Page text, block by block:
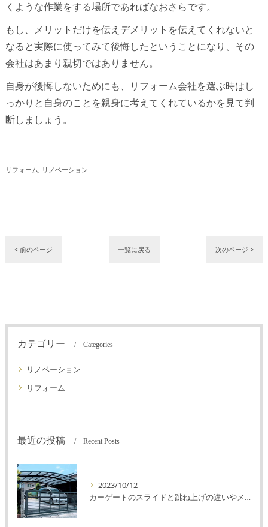
くような作業をする場所であればなおさらです。
もし、メリットだけを伝えデメリットを伝えてくれないと
なると実際に使ってみて後悔したということになり、その
会社はあまり親切ではありません。
自身が後悔しないためにも、リフォーム会社を選ぶ時はし
っかりと自身のことを親身に考えてくれているかを見て判
断しましょう。
リフォーム リノベーション
< 前のページ 一覧に戻る 次のページ >
カテゴリー Categories
リノベーション
リフォーム
最近の投稿 Recent Posts
2023/10/12
カーゲートのスライドと跳ね上げの違いやメリットデメリットを解説！